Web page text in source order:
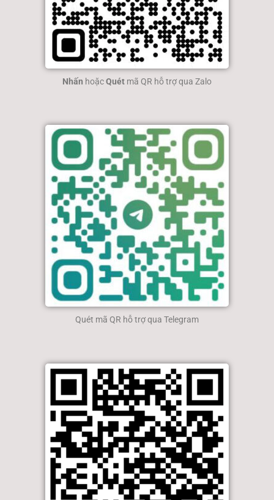
Nhấn hoặcQuét mã QR hỗ trợ qua Zalo
Quét mã QR hỗ trợ qua Telegram